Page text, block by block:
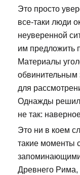
Это просто
все-таки люди
неуверенной
им предложить
Материалы
обвинительным
для
Однажды
не так:
Это ни в коем
такие моменты
Древнего Рима,